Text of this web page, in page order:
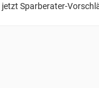
Sparberater-